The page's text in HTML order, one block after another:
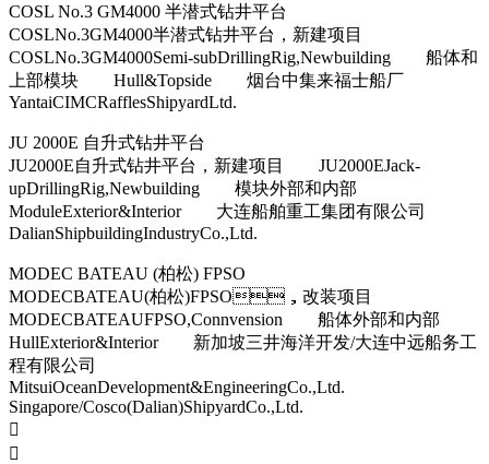
COSL No.3 GM4000 半潜式钻井平台
COSLNo.3GM4000半潜式钻井平台，新建项目
COSLNo.3GM4000Semi-subDrillingRig,Newbuilding 船体和
上部模块 Hull&Topside 烟台中集来福士船厂
YantaiCIMCRafflesShipyardLtd.
JU 2000E 自升式钻井平台
JU2000E自升式钻井平台，新建项目 JU2000EJack-
upDrillingRig,Newbuilding 模块外部和内部
ModuleExterior&Interior 大连船舶重工集团有限公司
DalianShipbuildingIndustryCo.,Ltd.
MODEC BATEAU (柏松) FPSO
MODECBATEAU(柏松)FPSO，改装项目
MODECBATEAUFPSO,Connvension 船体外部和内部
HullExterior&Interior 新加坡三井海洋开发/大连中远船务工
程有限公司
MitsuiOceanDevelopment&EngineeringCo.,Ltd.
Singapore/Cosco(Dalian)ShipyardCo.,Ltd.

